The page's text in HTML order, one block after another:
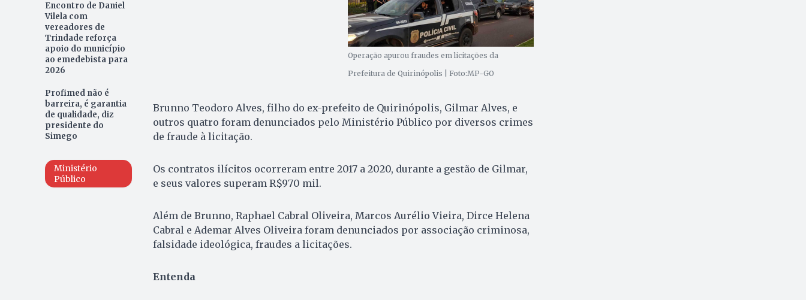
Encontro de Daniel
Vilela com
vereadores de
Trindade reforça
apoio do município
ao emedebista para
2026
Profimed não é
barreira, é garantia
de qualidade, diz
presidente do
Simego
Ministério
Público
Operação apurou fraudes em licitações da
Prefeitura de Quirinópolis | Foto:MP-GO
Brunno Teodoro Alves, filho do ex-prefeito de Quirinópolis, Gilmar Alves, e
outros quatro foram denunciados pelo Ministério Público por diversos crimes
de fraude à licitação.
Os contratos ilícitos ocorreram entre 2017 a 2020, durante a gestão de Gilmar,
e seus valores superam R$970 mil.
Além de Brunno, Raphael Cabral Oliveira, Marcos Aurélio Vieira, Dirce Helena
Cabral e Ademar Alves Oliveira foram denunciados por associação criminosa,
falsidade ideológica, fraudes a licitações.
Entenda